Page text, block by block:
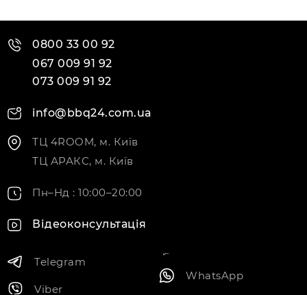
0800 33 00 92
067 009 91 92
073 009 91 92
info@bbq24.com.ua
ТЦ 4ROOM, м. Київ
ТЦ АРАКС, м. Київ
Пн–Нд : 10:00–20:00
Відеоконсультація
Telegram
Viber
WhatsApp